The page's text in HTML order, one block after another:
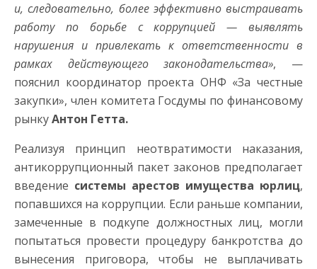
и, следовательно, более эффективно выстраивать
работу по борьбе с коррупцией — выявлять
нарушения и привлекать к ответственности в
рамках действующего законодательства», —
пояснил координатор проекта ОНФ «За честные
закупки», член комитета Госдумы по финансовому
рынкуАнтон Гетта.
Реализуя принцип неотвратимости наказания,
антикоррупционный пакет законов предполагает
введение системы арестов имущества юрлиц,
попавшихся на коррупции. Если раньше компании,
замеченные в подкупе должностных лиц, могли
попытаться провести процедуру банкротства до
вынесения приговора, чтобы не выплачивать